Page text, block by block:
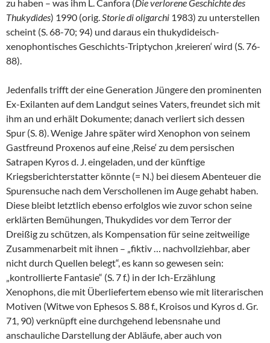
zu haben – was ihm L. Canfora (Die verlorene Geschichte des
Thukydides) 1990 (orig.Storie di oligarchi 1983) zu unterstellen
scheint (S. 68-70; 94) und daraus ein thukydideisch-
xenophontisches Geschichts-Triptychon ‚kreieren‘ wird (S. 76-
88).
Jedenfalls trifft der eine Generation Jüngere den prominenten
Ex-Exilanten auf dem Landgut seines Vaters, freundet sich mit
ihm an und erhält Dokumente; danach verliert sich dessen
Spur (S. 8). Wenige Jahre später wird Xenophon von seinem
Gastfreund Proxenos auf eine ‚Reise‘ zu dem persischen
Satrapen Kyros d. J. eingeladen, und der künftige
Kriegsberichterstatter könnte (= N.) bei diesem Abenteuer die
Spurensuche nach dem Verschollenen im Auge gehabt haben.
Diese bleibt letztlich ebenso erfolglos wie zuvor schon seine
erklärten Bemühungen, Thukydides vor dem Terror der
Dreißig zu schützen, als Kompensation für seine zeitweilige
Zusammenarbeit mit ihnen – „fiktiv … nachvollziehbar, aber
nicht durch Quellen belegt“, es kann so gewesen sein:
„kontrollierte Fantasie“ (S. 7 f.) in der Ich-Erzählung
Xenophons, die mit Überliefertem ebenso wie mit literarischen
Motiven (Witwe von Ephesos S. 88 f., Kroisos und Kyros d. Gr.
71, 90) verknüpft eine durchgehend lebensnahe und
anschauliche Darstellung der Abläufe, aber auch von